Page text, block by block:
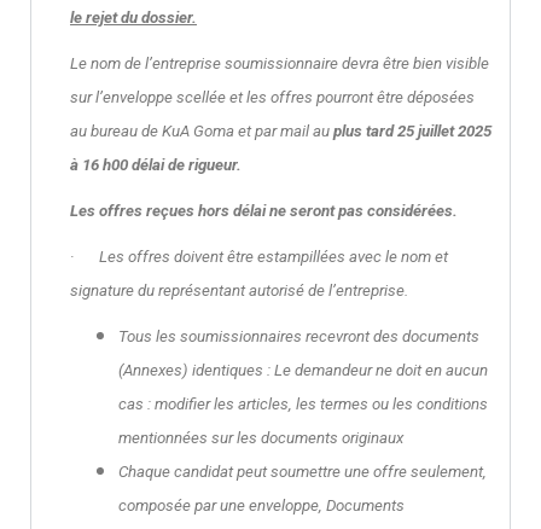
le rejet du dossier.
Le nom de l’entreprise soumissionnaire devra être bien visible
sur l’enveloppe scellée et les offres pourront être déposées
au bureau de KuA Goma et par mail au plus tard 25 juillet 2025
à 16 h00 délai de rigueur.
Les offres reçues hors délai ne seront pas considérées.
· Les offres doivent être estampillées avec le nom et
signature du représentant autorisé de l’entreprise.
Tous les soumissionnaires recevront des documents
(Annexes) identiques : Le demandeur ne doit en aucun
cas : modifier les articles, les termes ou les conditions
mentionnées sur les documents originaux
Chaque candidat peut soumettre une offre seulement,
composée par une enveloppe, Documents